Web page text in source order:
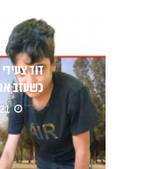
כשעזב
21 באוקטובר 2022